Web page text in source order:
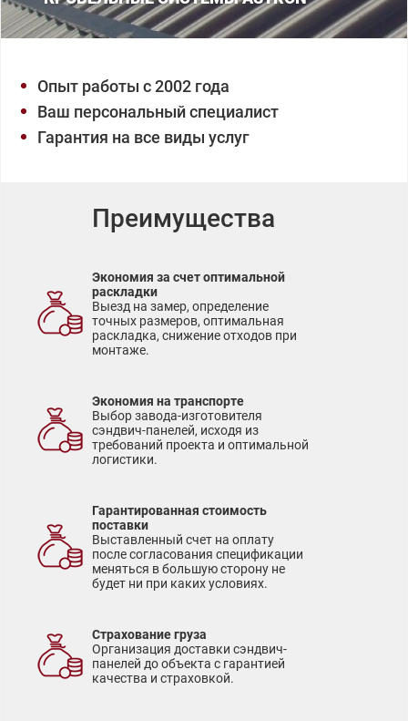
Опыт работы с 2002 года
Ваш персональный специалист
Гарантия на все виды услуг
Преимущества
Экономия за счет оптимальной
раскладки
Выезд на замер, определение
точных размеров, оптимальная
раскладка, снижение отходов при
монтаже.
Экономия на транспорте
Выбор завода-изготовителя
сэндвич-панелей, исходя из
требований проекта и оптимальной
логистики.
Гарантированная стоимость
поставки
Выставленный счет на оплату
после согласования спецификации
меняться в большую сторону не
будет ни при каких условиях.
Страхование груза
Организация доставки сэндвич-
панелей до объекта с гарантией
качества и страховкой.